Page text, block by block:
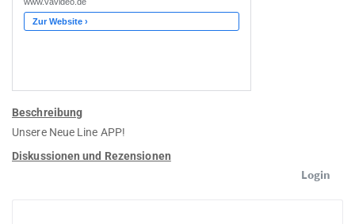
Beschreibung
Unsere Neue Line APP!
Diskussionen und Rezensionen
Login